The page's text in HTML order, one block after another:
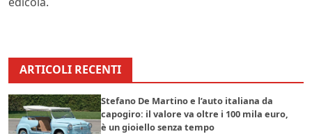
ARTICOLI RECENTI
Stefano De Martino e l’auto italiana da
capogiro: il valore va oltre i 100 mila euro,
è un gioiello senza tempo